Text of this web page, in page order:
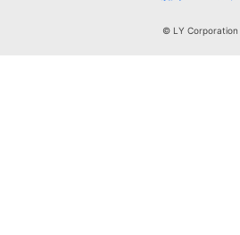
© LY Corporation